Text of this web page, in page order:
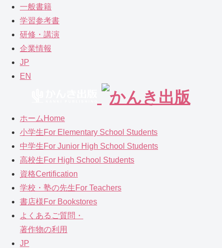
一般書籍
学習参考書
研修・講演
企業情報
JP
EN
ホーム Home
小学生For Elementary School Students
中学生For Junior High School Students
高校生For High School Students
資格Certification
学校・塾の先生For Teachers
書店様For Bookstores
よくあるご質問 ・
著作物の利用
JP